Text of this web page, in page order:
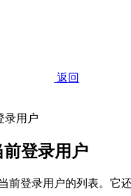
返回
录用户
登录用户
前登录用户的列表。它